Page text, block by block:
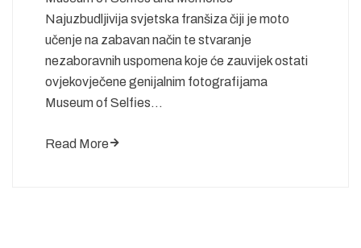
Najuzbudljivija svjetska franšiza čiji je moto
učenje na zabavan način te stvaranje
nezaboravnih uspomena koje će zauvijek ostati
ovjekovječene genijalnim fotografijama
Museum of Selfies…
Read More